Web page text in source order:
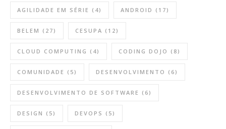
AGILIDADE EM SÉRIE (4) ANDROID (17)
BELEM (27) CESUPA (12)
CLOUD COMPUTING (4) CODING DOJO (8)
COMUNIDADE (5) DESENVOLVIMENTO (6)
DESENVOLVIMENTO DE SOFTWARE (6)
DESIGN (5) DEVOPS (5)